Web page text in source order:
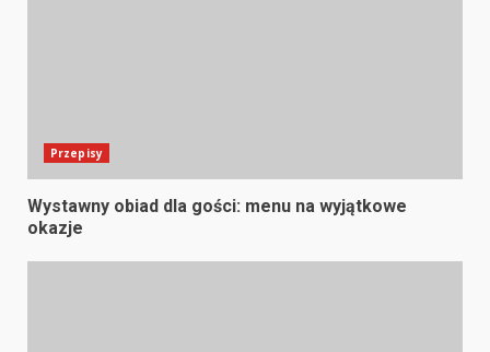
Przepisy
Wystawny obiad dla gości: menu na wyjątkowe
okazje